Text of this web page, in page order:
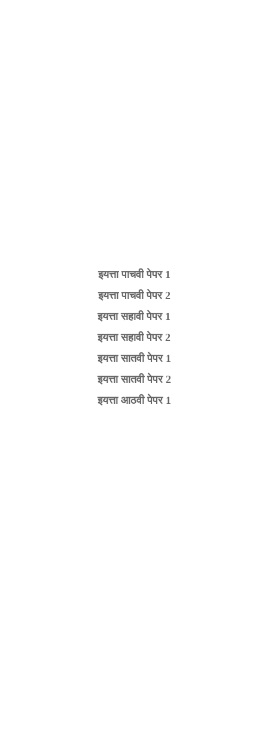
इयत्ता पाचवी पेपर 1
इयत्ता पाचवी पेपर 2
इयत्ता सहावी पेपर 1
इयत्ता सहावी पेपर 2
इयत्ता सातवी पेपर 1
इयत्ता सातवी पेपर 2
इयत्ता आठवी पेपर 1